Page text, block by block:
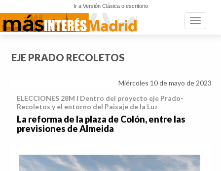
Ir a Versión Clásica o escritorio
Toggle
EJE PRADO RECOLETOS
Miércoles 10 de mayo de 2023
ELECCIONES 28M I Dentro del proyecto eje Prado-
Recoletos y el entorno del Paisaje de la Luz
La reforma de la plaza de Colón, entre las
previsiones de Almeida